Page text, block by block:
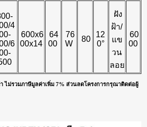
4
6
600x6
00x14
64
00
76
W
80
12
0°
ฝัง
ฝ้า/
แข
วน
ลอย
60
00
ไม่รวมภาษีมูลค่าเพิ่ม 7% ส่วนลดโครงการกรุณาติดต่อผู้